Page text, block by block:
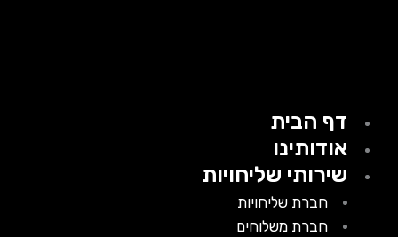
דף הבית
אודותינו
שירותי שליחויות
חברת שליחויות
חברת משלוחים